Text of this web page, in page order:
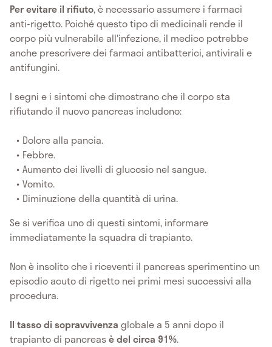
Per evitare il rifiuto, è necessario assumere i farmaci
anti-rigetto. Poiché questo tipo di medicinali rende il
corpo più vulnerabile all'infezione, il medico potrebbe
anche prescrivere dei farmaci antibatterici, antivirali e
antifungini.
I segni e i sintomi che dimostrano che il corpo sta
rifiutando il nuovo pancreas includono:
Dolore alla pancia.
Febbre.
Aumento dei livelli di glucosio nel sangue.
Vomito.
Diminuzione della quantità di urina.
Se si verifica uno di questi sintomi, informare
immediatamente la squadra di trapianto.
Non è insolito che i riceventi il pancreas sperimentino un
episodio acuto di rigetto nei primi mesi successivi alla
procedura.
Il tasso di sopravvivenza globale a 5 anni dopo il
trapianto di pancreasè del circa 91%.